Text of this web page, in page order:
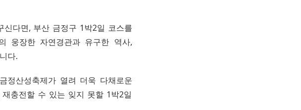
다면, 부산 금정구 1박2일 코스를
웅장한 자연경관과 유구한 역사,
다.
정산성축제가 열려 더욱 다채로운
충전할 수 있는 잊지 못할 1박2일